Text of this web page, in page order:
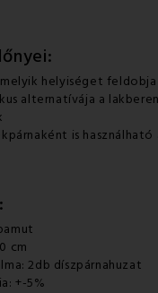
helyiséget feldobja
alternatívája a
is használható
cm
2db díszpárnahuzat
+-5%